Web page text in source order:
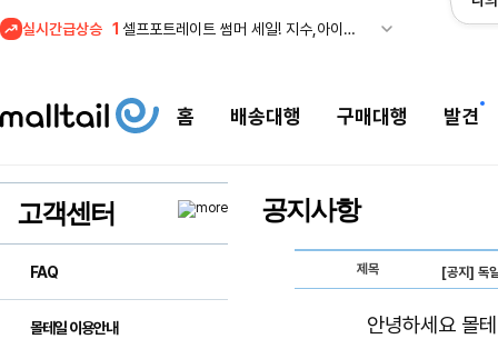
실시간급상승 1
셀프포트레이트 썸머 세일! 지수,아이유 착용 + 관세내 특가
홈 배송대행 구매대행 발견
고객센터
FAQ
몰테일 이용안내
공지사항
제목 [공지] 독
안녕하세요 몰